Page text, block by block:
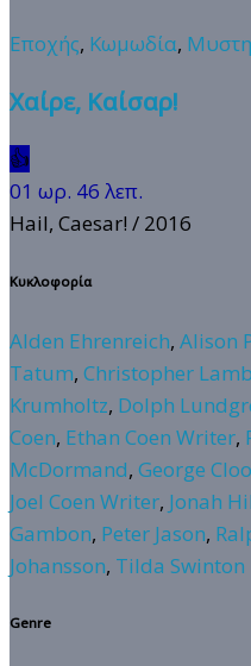
Εποχής, Κωμωδία,
Χαίρε, Καίσαρ!
👍
01 ωρ. 46 λεπ.
Hail, Caesar! / 2016
Κυκλοφορία
Alden Ehrenreich, Alison
Tatum, Christopher
Krumholtz, Dolph
Coen, Ethan Coen Writer,
McDormand, George
Joel Coen Writer, Jonah
Gambon, Peter Jason,
Johansson, Tilda Swinton
Genre